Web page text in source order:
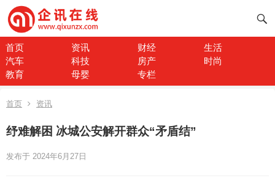
首页 资讯 财经
生活
汽车
科技 房产
时尚
教育
母婴 专栏
首页 资讯
纾难解困 冰城公安解开群众“矛盾结”
发布于 2024年6月27日